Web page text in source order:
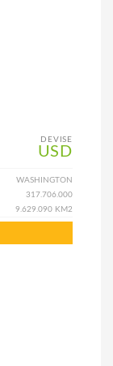
DEVISE
USD
WASHINGTON
317.706.000
9.629.090 KM2